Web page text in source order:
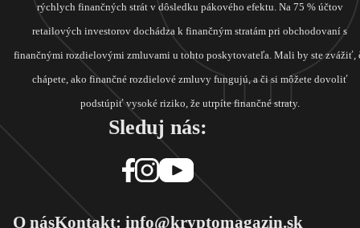
rýchlych finančných strát v dôsledku pákového efektu. Na 75 % účtov
retailových investorov dochádza k finančným stratám pri obchodovaní s
finančnými rozdielovými zmluvami u tohto poskytovateľa. Mali by ste zvážiť,
chápete, ako finančné rozdielové zmluvy fungujú, a či si môžete dovoliť
podstúpiť vysoké riziko, že utrpíte finančné straty.
Sleduj nás:
O násKontakt: info@kryptomagazin.sk